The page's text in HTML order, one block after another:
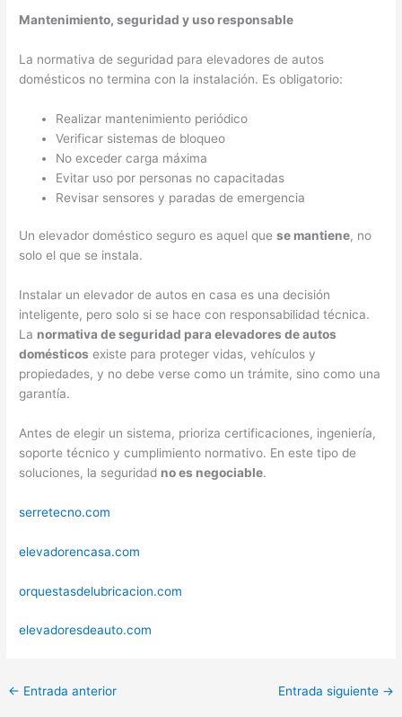
Mantenimiento, seguridad y uso responsable
La normativa de seguridad para elevadores de autos
domésticos no termina con la instalación. Es obligatorio:
Realizar mantenimiento periódico
Verificar sistemas de bloqueo
No exceder carga máxima
Evitar uso por personas no capacitadas
Revisar sensores y paradas de emergencia
Un elevador doméstico seguro es aquel quese mantiene, no
solo el que se instala.
Instalar un elevador de autos en casa es una decisión
inteligente, pero solo si se hace con responsabilidad técnica.
La normativa de seguridad para elevadores de autos
domésticos existe para proteger vidas, vehículos y
propiedades, y no debe verse como un trámite, sino como una
garantía.
Antes de elegir un sistema, prioriza certificaciones, ingeniería,
soporte técnico y cumplimiento normativo. En este tipo de
soluciones, la seguridad no es negociable.
serretecno.com
elevadorencasa.com
orquestasdelubricacion.com
elevadoresdeauto.com
← Entrada anterior Entrada siguiente →